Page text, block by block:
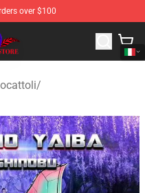
over $100
Kimetsu no Yaiba
/